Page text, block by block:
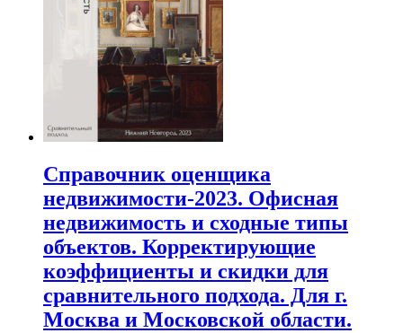
Справочник оценщика
недвижимости-2023. Офисная
недвижимость и сходные типы
объектов. Корректирующие
коэффициенты и скидки для
сравнительного подхода. Для г.
Москва и Московской области.